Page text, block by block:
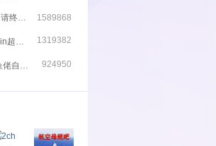
胚胎案原配申请终止离婚 1589868
六连胜被断,Bin超话开香槟 1319382
装备硬核!钓鱼佬自备空调 924950